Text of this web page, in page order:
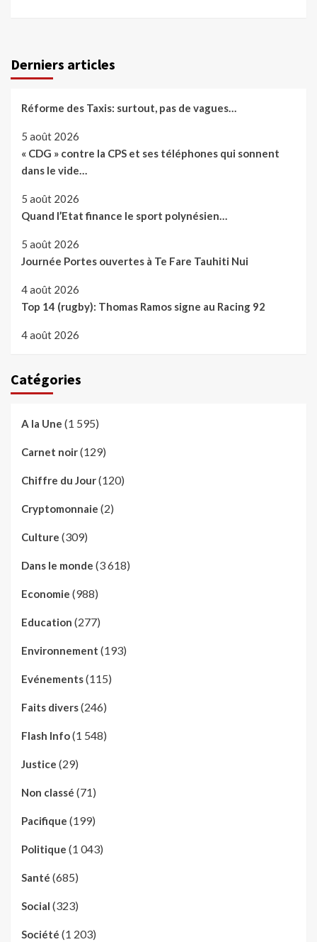
Derniers articles
Réforme des Taxis: surtout, pas de vagues…
5 août 2026
« CDG » contre la CPS et ses téléphones qui sonnent
dans le vide…
5 août 2026
Quand l’Etat finance le sport polynésien…
5 août 2026
Journée Portes ouvertes à Te Fare Tauhiti Nui
4 août 2026
Top 14 (rugby): Thomas Ramos signe au Racing 92
4 août 2026
Catégories
A la Une (1 595)
Carnet noir(129)
Chiffre du Jour(120)
Cryptomonnaie (2)
Culture (309)
Dans le monde (3 618)
Economie (988)
Education (277)
Environnement (193)
Evénements(115)
Faits divers(246)
Flash Info(1 548)
Justice (29)
Non classé (71)
Pacifique (199)
Politique (1 043)
Santé (685)
Social (323)
Société (1 203)